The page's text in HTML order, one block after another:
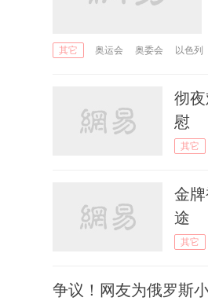
其它 奥运会 奥委会 以色列
彻
慰
其它
金
途
其它
争议！网友为俄罗斯